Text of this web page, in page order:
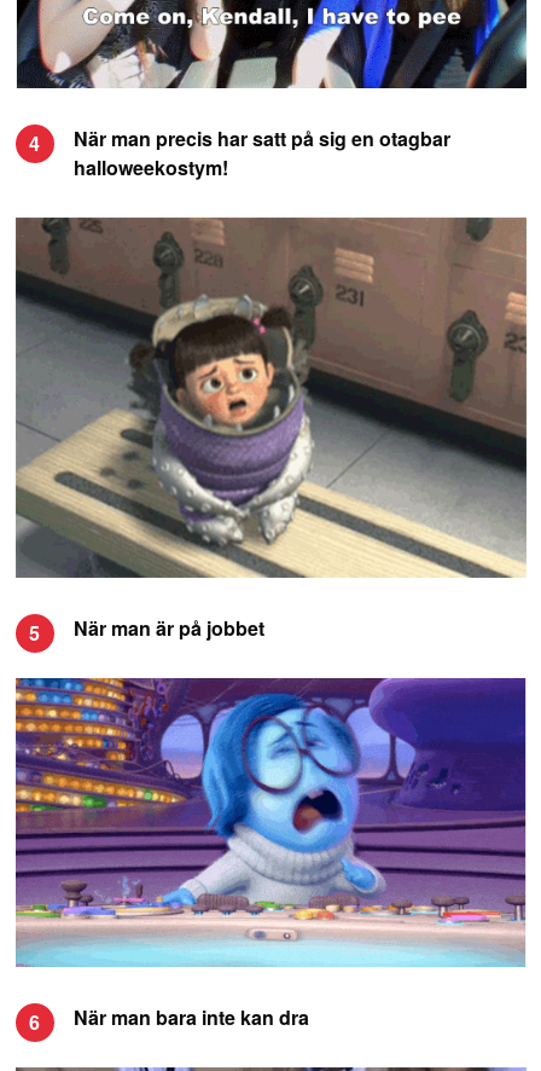
4
När man precis har satt på sig en otagbar
halloweekostym!
5 När man är på jobbet
6 När man bara inte kan dra